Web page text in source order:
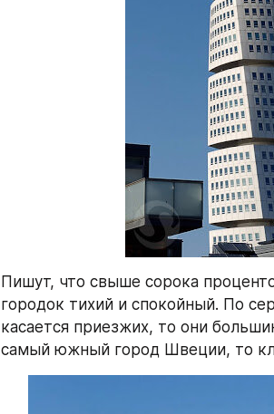
Пишут, что свыше сорока
городок тихий и спокойный. По
касается приезжих, то они
самый южный город Швеции, то